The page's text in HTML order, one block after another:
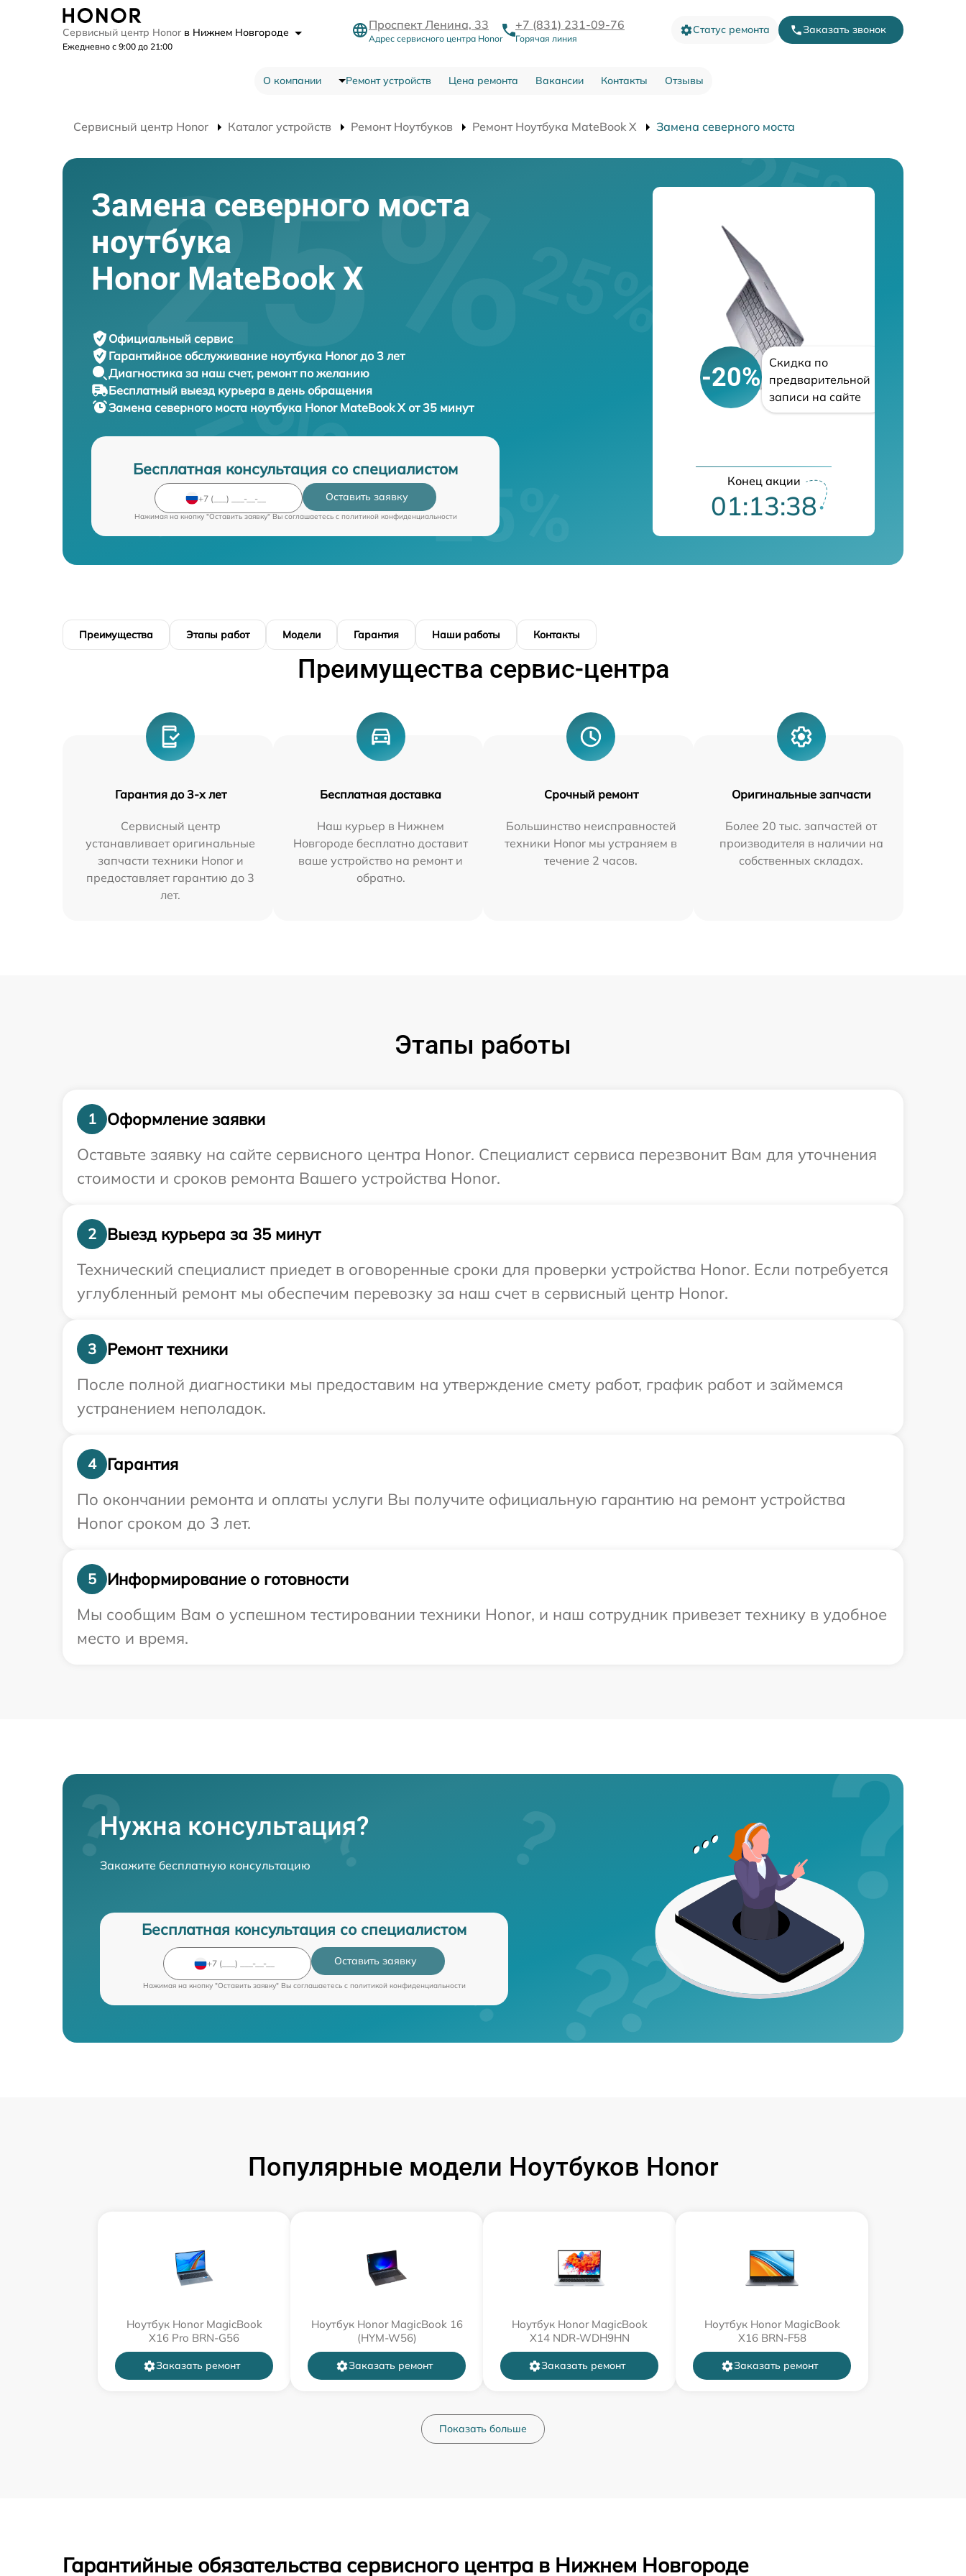
Сервисный центр Honor в Нижнем Новгороде
Ежедневно с 9:00 до 21:00
Проспект Ленина, 33
Адрес сервисного центра Honor
+7 (831) 231-09-76
Горячая линия
Статус ремонта Заказать звонок
О компании Ремонт устройств Цена ремонта Вакансии Контакты Отзывы
Сервисный центр Honor Каталог устройств Ремонт Ноутбуков Ремонт Ноутбука MateBook X Замена северного моста
Замена северного моста
ноутбука
Honor MateBook X
Официальный сервис
Гарантийное обслуживание ноутбука Honor до 3 лет
Диагностика за наш счет, ремонт по желанию
Бесплатный выезд курьера в день обращения
Замена северного моста ноутбука Honor MateBook X от 35 минут
Бесплатная консультация со специалистом
Оставить заявку
Нажимая на кнопку "Оставить заявку" Вы соглашаетесь c политикой конфиденциальности
-20%
Скидка по
предварительной
записи на сайте
Конец акции
01:13:38
Преимущества Этапы работ Модели Гарантия Наши работы Контакты
Преимущества сервис-центра
Гарантия до 3-х лет
Сервисный центр
устанавливает оригинальные
запчасти техники Honor и
предоставляет гарантию до 3
лет.
Бесплатная доставка
Наш курьер в Нижнем
Новгороде бесплатно доставит
ваше устройство на ремонт и
обратно.
Срочный ремонт
Большинство неисправностей
техники Honor мы устраняем в
течение 2 часов.
Оригинальные запчасти
Более 20 тыс. запчастей от
производителя в наличии на
собственных складах.
Этапы работы
1
Оформление заявки
Оставьте заявку на сайте сервисного центра Honor. Специалист сервиса перезвонит Вам для уточнения
стоимости и сроков ремонта Вашего устройства Honor.
2
Выезд курьера за 35 минут
Технический специалист приедет в оговоренные сроки для проверки устройства Honor. Если потребуется
углубленный ремонт мы обеспечим перевозку за наш счет в сервисный центр Honor.
3
Ремонт техники
После полной диагностики мы предоставим на утверждение смету работ, график работ и займемся
устранением неполадок.
4
Гарантия
По окончании ремонта и оплаты услуги Вы получите официальную гарантию на ремонт устройства
Honor сроком до 3 лет.
5
Информирование о готовности
Мы сообщим Вам о успешном тестировании техники Honor, и наш сотрудник привезет технику в удобное
место и время.
Нужна консультация?
Закажите бесплатную консультацию
Бесплатная консультация со специалистом
Оставить заявку
Нажимая на кнопку "Оставить заявку" Вы соглашаетесь c политикой конфиденциальности
Популярные модели Ноутбуков Honor
Ноутбук Honor MagicBook
X16 Pro BRN-G56
Заказать ремонт
Ноутбук Honor MagicBook 16
(HYM-W56)
Заказать ремонт
Ноутбук Honor MagicBook
X14 NDR-WDH9HN
Заказать ремонт
Ноутбук Honor MagicBook
X16 BRN-F58
Заказать ремонт
Показать больше
Гарантийные обязательства сервисного центра в Нижнем Новгороде